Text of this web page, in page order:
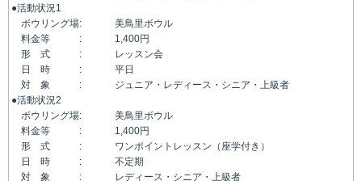
●活動状況1
ボウリング場:
美鳥里ボウル
料金等 :
1,400円
形 式 :
レッスン会
日 時 :
平日
対 象 :
ジュニア・レディース・シニア・上級者
●活動状況2
ボウリング場:
美鳥里ボウル
料金等 :
1,400円
形 式 :
ワンポイントレッスン（座学付き）
日 時 :
不定期
対 象 :
レディース・シニア・上級者